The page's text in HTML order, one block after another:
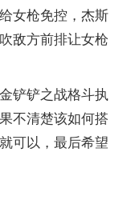
女枪免控，杰斯
敌方前排让女枪
铲铲之战格斗执
不清楚该如何搭
可以，最后希望